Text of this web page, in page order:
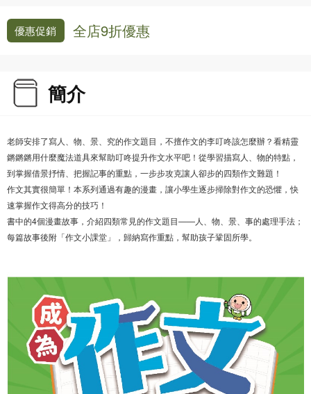
優惠促銷 全店9折優惠
簡介
老師安排了寫人、物、景、究的作文題目，不擅作文的李叮咚該怎麼辦？看精靈
鏘鏘鏘用什麼魔法道具來幫助叮咚提升作文水平吧！從學習描寫人、物的特點，
到掌握借景抒情、把握記事的重點，一步步攻克讓人卻步的四類作文難題！
作文其實很簡單！本系列通過有趣的漫畫，讓小學生逐步掃除對作文的恐懼，快
速掌握作文得高分的技巧！
書中的4個漫畫故事，介紹四類常見的作文題目——人、物、景、事的處理手法；
每篇故事後附「作文小課堂」，歸納寫作重點，幫助孩子鞏固所學。